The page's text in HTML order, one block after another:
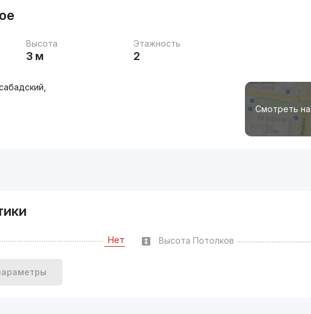
Высота
3 м
Этажность
2
Смотреть
Нет Высота Потолков